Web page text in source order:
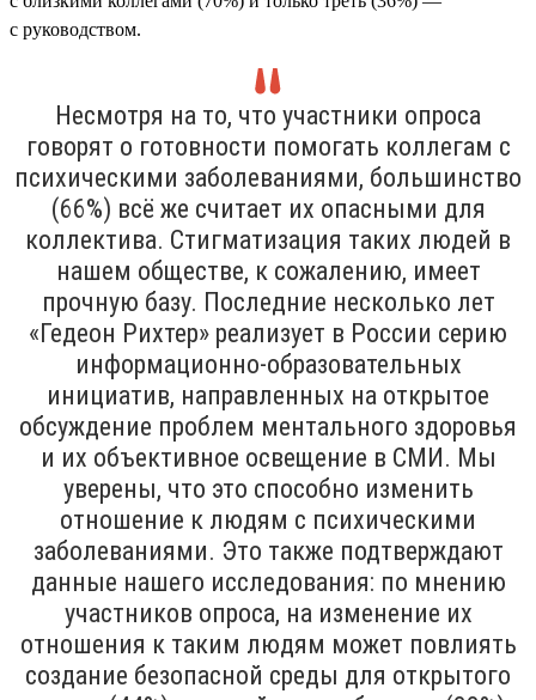
с руководством.
Несмотря на то, что участники опроса
говорят о готовности помогать коллегам с
психическими заболеваниями, большинство
(66%) всё же считает их опасными для
коллектива. Стигматизация таких людей в
нашем обществе, к сожалению, имеет
прочную базу. Последние несколько лет
«Гедеон Рихтер» реализует в России серию
информационно-образовательных
инициатив, направленных на открытое
обсуждение проблем ментального здоровья
и их объективное освещение в СМИ. Мы
уверены, что это способно изменить
отношение к людям с психическими
заболеваниями. Это также подтверждают
данные нашего исследования: по мнению
участников опроса, на изменение их
отношения к таким людям может повлиять
создание безопасной среды для открытого